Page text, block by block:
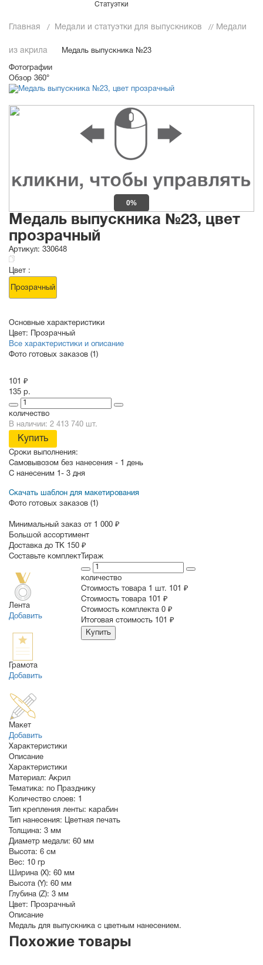
Статуэтки
Главная Медали и статуэтки для выпускников Медали
из акрила Медаль выпускника №23
Фотографии
Обзор 360°
0%
Медаль выпускника №23, цвет
прозрачный
Артикул: 330648
Цвет :
Прозрачный
Основные характеристики
Цвет:
Прозрачный
Все характеристики и описание
Фото готовых заказов (1)
101 ₽
135 р.
количество
В наличии: 2 413 740 шт.
Купить
Сроки выполнения:
Самовывозом без нанесения - 1 день
С нанесеним 1- 3 дня
Скачать шаблон для макетирования
Фото готовых заказов (1)
Минимальный заказ от 1 000 ₽
Большой ассортимент
Доставка до ТК 150 ₽
Составьте комплект
Лента
Добавить
Грамота
Добавить
Макет
Добавить
Тираж
количество
Стоимость товара 1 шт. 101 ₽
Cтоимость товара 101 ₽
Стоимость комплекта 0 ₽
Итоговая стоимость 101 ₽
Купить
Характеристики
Описание
Характеристики
Материал: Акрил
Тематика: по Празднику
Количество слоев: 1
Тип крепления ленты: карабин
Тип нанесения: Цветная печать
Толщина: 3 мм
Диаметр медали: 60 мм
Высота: 6 см
Вес: 10 гр
Ширина (X): 60 мм
Высота (Y): 60 мм
Глубина (Z): 3 мм
Цвет:
Прозрачный
Описание
Медаль для выпускника с цветным нанесением.
Похожие товары